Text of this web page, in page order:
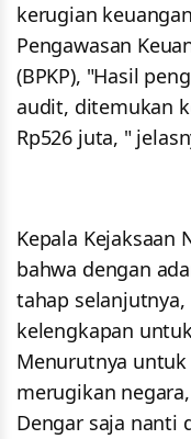
kerugian
Pengawasan
(BPKP), "Hasil
audit, ditemukan
Rp526 juta, "
Kepala Kejaksaan
bahwa dengan
tahap
kelengkapan
Menurutnya
merugikan
Dengar saja nanti